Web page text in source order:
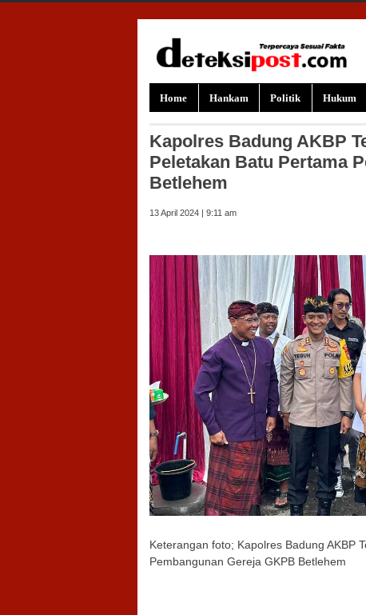
Home Hankam Politik Hukum
Kapolres Badung AKBP
Peletakan Batu Pertama
Betlehem
13 April 2024 | 9:11 am
Keterangan foto; Kapolres Badung AKBP
Pembangunan Gereja GKPB Betlehem